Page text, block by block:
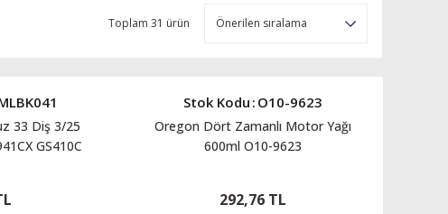
Toplam 31 ürün
33 Diş 3/25
GS410C
Stok Kodu : O10-9623
Oregon Dört Zamanlı Motor Yağı
600ml O10-9623
292,76 TL